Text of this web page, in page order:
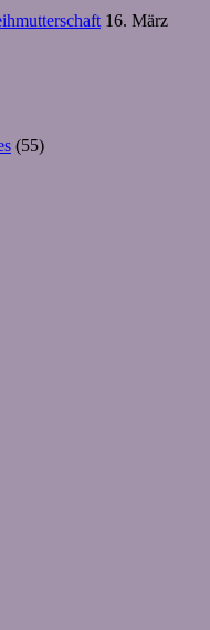
16. März
(55)